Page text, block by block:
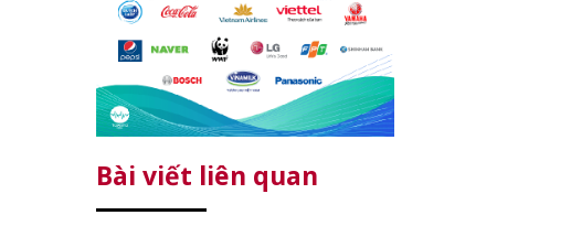
Bài viết liên quan